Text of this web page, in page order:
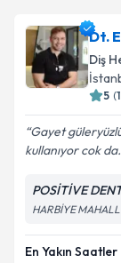
Dt.
Diş
5 (1
Gayet
kullanıyor cok
POSİTİVE
HARBİYE
En Yakın Saatler